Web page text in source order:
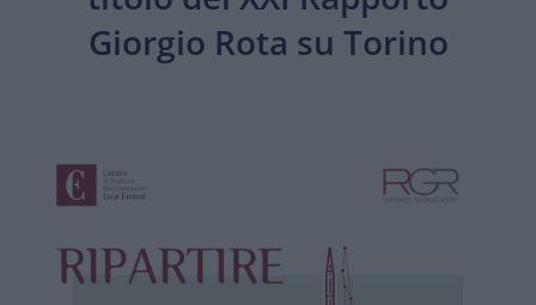
Giorgio Rota su Torino